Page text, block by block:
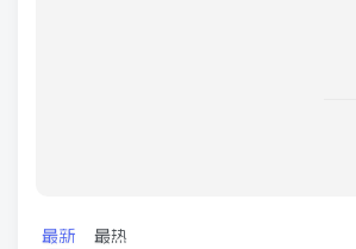
最新 最热